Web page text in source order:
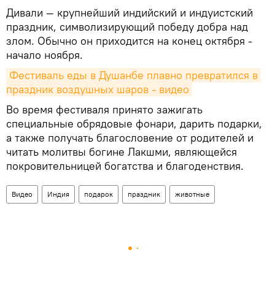
Дивали — крупнейший индийский и индуистский
праздник, символизирующий победу добра над
злом. Обычно он приходится на конец октября -
начало ноября.
Фестиваль еды в Душанбе плавно превратился в
праздник воздушных шаров - видео
Во время фестиваля принято зажигать
специальные обрядовые фонари, дарить подарки,
а также получать благословение от родителей и
читать молитвы богине Лакшми, являющейся
покровительницей богатства и благоденствия.
Видео Индия подарок праздник животные